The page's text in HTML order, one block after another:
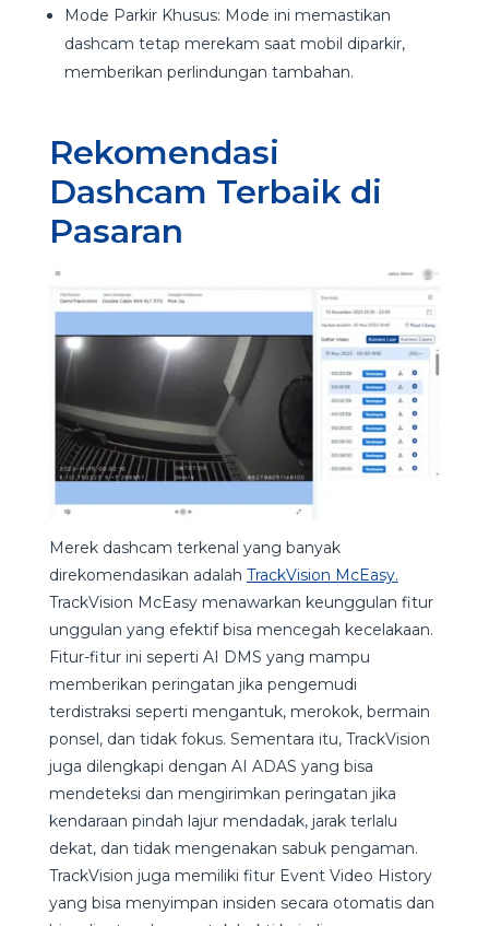
Mode Parkir Khusus: Mode ini memastikan
dashcam tetap merekam saat mobil diparkir,
memberikan perlindungan tambahan.
Rekomendasi
Dashcam Terbaik di
Pasaran
Merek dashcam terkenal yang banyak
direkomendasikan adalah TrackVision McEasy.
TrackVision McEasy menawarkan keunggulan fitur
unggulan yang efektif bisa mencegah kecelakaan.
Fitur-fitur ini seperti AI DMS yang mampu
memberikan peringatan jika pengemudi
terdistraksi seperti mengantuk, merokok, bermain
ponsel, dan tidak fokus. Sementara itu, TrackVision
juga dilengkapi dengan AI ADAS yang bisa
mendeteksi dan mengirimkan peringatan jika
kendaraan pindah lajur mendadak, jarak terlalu
dekat, dan tidak mengenakan sabuk pengaman.
TrackVision juga memiliki fitur Event Video History
yang bisa menyimpan insiden secara otomatis dan